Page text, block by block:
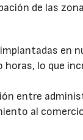
de las
en
lo que
entre
al